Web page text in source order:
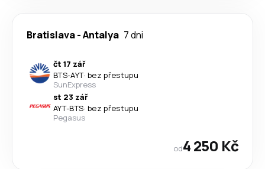
Bratislava-Antalya 7 dni
čt 17 zář
BTS-AYT· bez přestupu
SunExpress
st 23 zář
AYT-BTS· bez přestupu
Pegasus
od4 250 Kč